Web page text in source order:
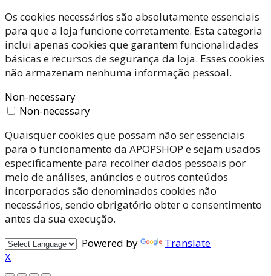
Os cookies necessários são absolutamente essenciais
para que a loja funcione corretamente. Esta categoria
inclui apenas cookies que garantem funcionalidades
básicas e recursos de segurança da loja. Esses cookies
não armazenam nenhuma informação pessoal.
Non-necessary
Non-necessary
Quaisquer cookies que possam não ser essenciais
para o funcionamento da APOPSHOP e sejam usados
especificamente para recolher dados pessoais por
meio de análises, anúncios e outros conteúdos
incorporados são denominados cookies não
necessários, sendo obrigatório obter o consentimento
antes da sua execução.
Powered by
Translate
X